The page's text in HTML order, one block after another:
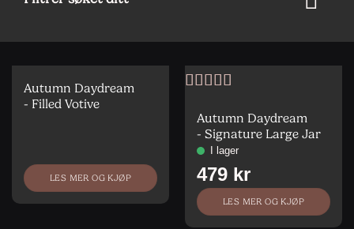
Autumn Daydream
- Filled Votive
LES MER OG KJØP
Autumn Daydream
- Signature Large Jar
LES MER OG KJØP